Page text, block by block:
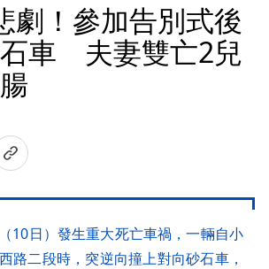
劇！參加告別式後
車 夫妻雙亡2兒
10日）發生重大死亡車禍，一輛自小
路二段時，突逆向撞上對向砂石車，